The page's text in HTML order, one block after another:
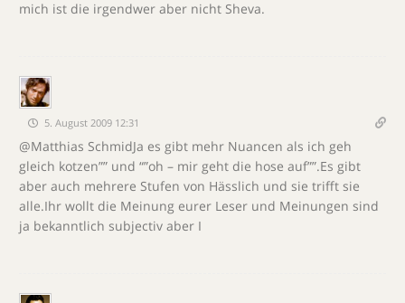
mich ist die irgendwer aber nicht Sheva.
5. August 2009 12:31
@Matthias SchmidJa es gibt mehr Nuancen als ich geh
gleich kotzen”” und “”oh – mir geht die hose auf””.Es gibt
aber auch mehrere Stufen von Hässlich und sie trifft sie
alle.Ihr wollt die Meinung eurer Leser und Meinungen sind
ja bekanntlich subjectiv aber I